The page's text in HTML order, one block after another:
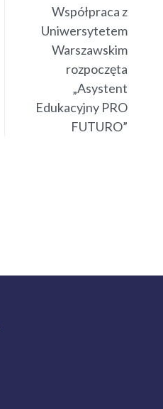
Współpraca z
Uniwersytetem
Warszawskim
rozpoczęta
„Asystent
Edukacyjny PRO
FUTURO”